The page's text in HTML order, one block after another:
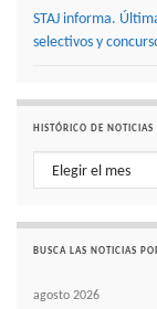
STAJ informa.
selectivos y
HISTÓRICO DE NOTICIAS
Histórico de noticias
BUSCA LAS NOTICIAS
agosto 2026